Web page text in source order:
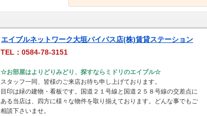
エイブルネットワーク大垣バイパス店(株)賃貸ステーション
TEL：0584-78-3151
☆お部屋はよりどりみどり、探すならミドリのエイブル☆
スタッフ一同、皆様のご来店お待ち申し上げております。
目印は緑の建物・看板です。国道２１号線と国道２５８号線の交差点に
ある当店は、四方に様々な物件を取り揃えております。どんな事でもご
相談下さいませ。